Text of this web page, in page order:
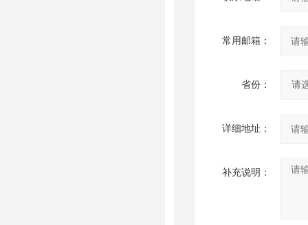
常用邮箱：
省份：
详细地址：
补充说明：